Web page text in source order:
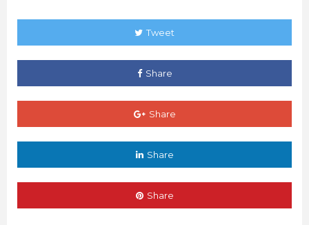
Tweet
Share
Share
Share
Share